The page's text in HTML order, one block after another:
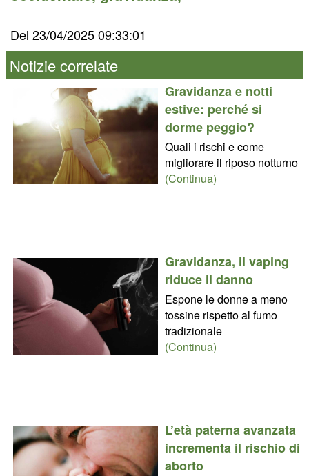
Del 23/04/2025 09:33:01
Notizie correlate
Gravidanza e notti
estive: perché si
dorme peggio?
Quali i rischi e come
migliorare il riposo notturno
(Continua)
Gravidanza, il vaping
riduce il danno
Espone le donne a meno
tossine rispetto al fumo
tradizionale
(Continua)
L’età paterna avanzata
incrementa il rischio di
aborto